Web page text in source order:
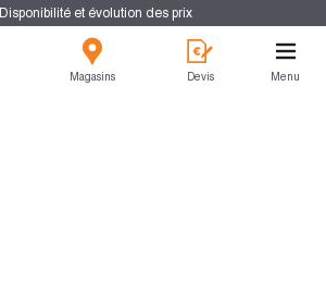
Disponibilité et évolution des prix
Magasins Devis Menu